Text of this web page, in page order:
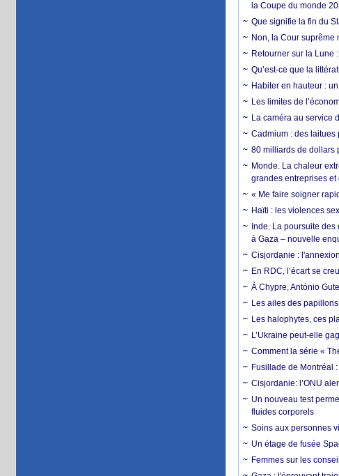
la Coupe du monde
Que signifie la fin du
Non, la Cour
Retourner sur la Lune
Qu’est-ce que la
Habiter en hauteur :
Les limites de
La caméra au service
Cadmium : des
80 milliards de dollars
Monde. La chaleur
grandes entreprises
« Me faire soigner
Haïti : les violences
Inde. La poursuite
à Gaza – nouvelle
Cisjordanie :
En RDC, l’écart se
À Chypre, António
Les ailes des
Les halophytes, ces
L’Ukraine peut-elle
Comment la série «
Fusillade de Montréal
Cisjordanie: l’ONU
Un nouveau test
fluides corporels
Soins aux personnes
Un étage de fusée
Femmes sur les